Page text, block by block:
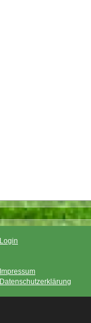
Login
Impressum
Datenschutzerklärung